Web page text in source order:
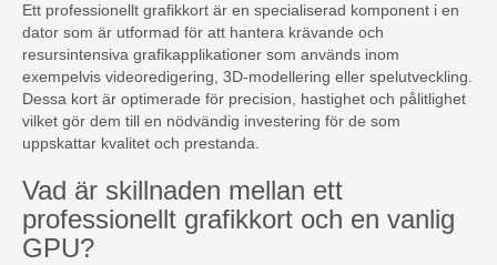
Ett professionellt grafikkort är en specialiserad komponent i en
dator som är utformad för att hantera krävande och
resursintensiva grafikapplikationer som används inom
exempelvis videoredigering, 3D-modellering eller spelutveckling.
Dessa kort är optimerade för precision, hastighet och pålitlighet
vilket gör dem till en nödvändig investering för de som
uppskattar kvalitet och prestanda.
Vad är skillnaden mellan ett
professionellt grafikkort och en vanlig
GPU?